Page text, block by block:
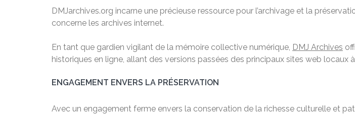
DMJarchives.org incarne une précieuse ressource pour l’archivage et la
concerne les archives internet.
En tant que gardien vigilant de la mémoire collective numérique, DMJ Archives
historiques en ligne, allant des versions passées des principaux sites web locaux
ENGAGEMENT ENVERS LA PRÉSERVATION
Avec un engagement ferme envers la conservation de la richesse culturelle et